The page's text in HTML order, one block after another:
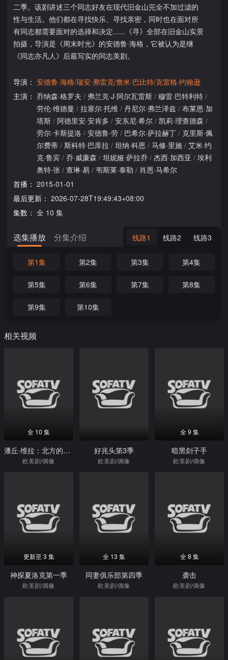
二季。该剧讲述三个同志好友在现代旧金山完全不加过滤的
性与生活。他们都在寻找快乐、寻找亲密，同时也在面对所
有同志都需要面对的选择和决定......《寻》全部在旧金山实景
拍摄，导演是《周末时光》的安德鲁·海格，它被认为是继
《同志亦凡人》后最写实的同志美剧。
导演： 安德鲁·海格/瑞安·弗雷克/詹米·巴比特/克雷格·约翰逊
主演： 乔纳森·格罗夫 / 弗兰克·J·阿尔瓦雷斯 / 穆雷·巴特利特 /
劳伦·维德曼 / 拉塞尔·托维 / 丹尼尔·弗兰泽兹 / 布莱恩·加
塔斯 / 阿德里安·安肯多 / 安东尼·希尔 / 凯莉·理查德森 /
劳尔·卡斯提洛 / 安德鲁·劳 / 巴希尔·萨拉赫丁 / 克里斯·佩
尔费蒂 / 斯科特·巴库拉 / 坦纳·科恩 / 马修·里施 / 艾米·约
克·鲁宾 / 乔·威廉森 / 坦妮娅·萨拉乔 / 杰西·加西亚 / 埃利
奥特·张 / 查琳·易 / 韦斯莱·泰勒 / 肖恩·马希尔
首播： 2015-01-01
最后更新： 2026-07-28T19:49:43+08:00
集数： 全 10 集
选集播放 分集介绍 线路1 线路2 线路3
第1集 第2集 第3集 第4集
第5集 第6集 第7集 第8集
第9集 第10集
相关视频
全 10 集
潘丘·维拉：北方的半人马
欧美剧/偶像
好兆头第3季
欧美剧/偶像
全 9 集
暗黑刽子手
欧美剧/偶像
更新至 3 集
神探夏洛克第一季
欧美剧/偶像
全 13 集
同妻俱乐部第四季
欧美剧/偶像
全 8 集
袭击
欧美剧/偶像